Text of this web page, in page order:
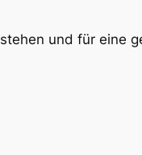
und für eine